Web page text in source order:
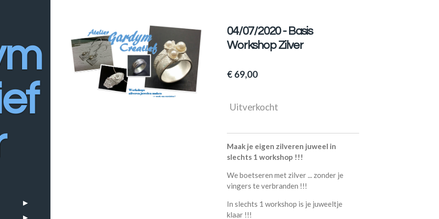
04/07/2020 - Basis
Workshop Zilver
€ 69,00
Uitverkocht
Maak je eigen zilveren juweel in
slechts 1 workshop !!!
We boetseren met zilver ... zonder je
vingers te verbranden !!!
In slechts 1 workshop is je juweeltje
klaar !!!
m